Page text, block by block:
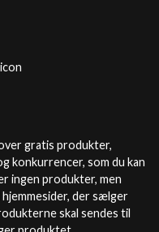
gratis produkter,
konkurrencer, som du kan
ingen produkter, men
der sælger
skal sendes til